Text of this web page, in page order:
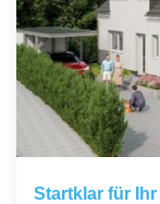
Startklar für